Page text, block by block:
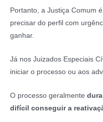
Portanto, a Justiça Comum
precisar do perfil com
ganhar.
Já nos Juizados Especiais
iniciar o processo ou aos
O processo geralmente
difícil conseguir a